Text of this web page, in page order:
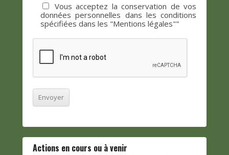
Vous acceptez la conservation de vos
données personnelles dans les conditions
spécifiées dans les "Mentions légales""
Actions en cours ou à venir